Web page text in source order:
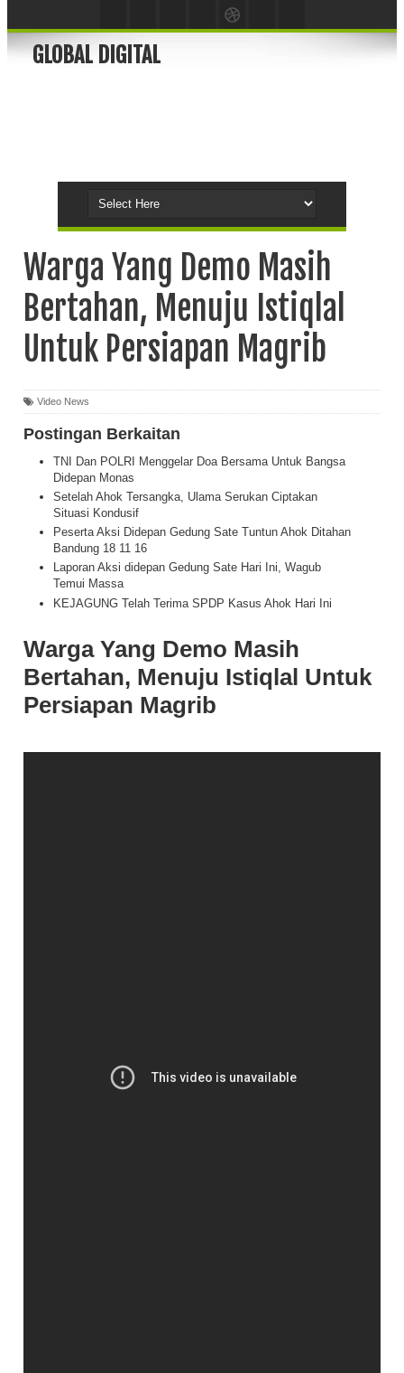
GLOBAL DIGITAL
Warga Yang Demo Masih
Bertahan, Menuju Istiqlal
Untuk Persiapan Magrib
Video News
Postingan Berkaitan
TNI Dan POLRI Menggelar Doa Bersama Untuk Bangsa
Didepan Monas
Setelah Ahok Tersangka, Ulama Serukan Ciptakan
Situasi Kondusif
Peserta Aksi Didepan Gedung Sate Tuntun Ahok Ditahan
Bandung 18 11 16
Laporan Aksi didepan Gedung Sate Hari Ini, Wagub
Temui Massa
KEJAGUNG Telah Terima SPDP Kasus Ahok Hari Ini
Warga Yang Demo Masih
Bertahan, Menuju Istiqlal Untuk
Persiapan Magrib